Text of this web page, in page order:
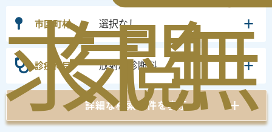
求気閲無
市区町村 選択なし
診療科目 放射線診断科
詳細な検索条件を表示